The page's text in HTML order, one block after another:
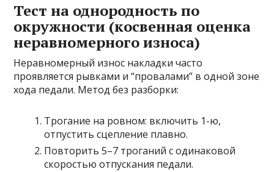
Тест на однородность по
окружности (косвенная оценка
неравномерного износа)
Неравномерный износ накладки часто
проявляется рывками и “провалами” в одной зоне
хода педали. Метод без разборки:
Трогание на ровном: включить 1-ю,
отпустить сцепление плавно.
Повторить 5–7 троганий с одинаковой
скоростью отпускания педали.